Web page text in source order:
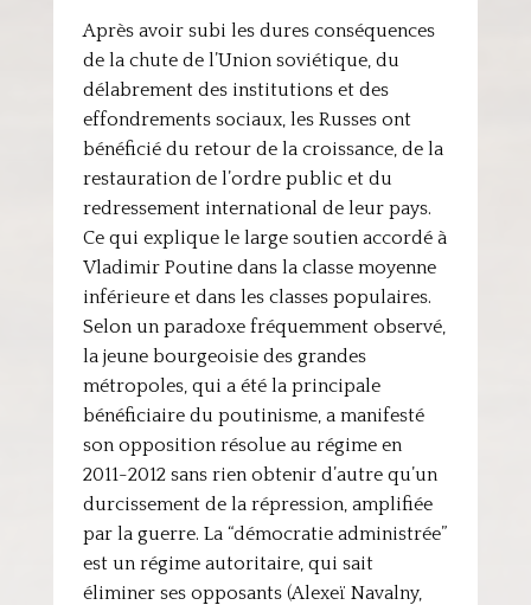
Après avoir subi les dures conséquences
de la chute de l’Union soviétique, du
délabrement des institutions et des
effondrements sociaux, les Russes ont
bénéficié du retour de la croissance, de la
restauration de l’ordre public et du
redressement international de leur pays.
Ce qui explique le large soutien accordé à
Vladimir Poutine dans la classe moyenne
inférieure et dans les classes populaires.
Selon un paradoxe fréquemment observé,
la jeune bourgeoisie des grandes
métropoles, qui a été la principale
bénéficiaire du poutinisme, a manifesté
son opposition résolue au régime en
2011-2012 sans rien obtenir d’autre qu’un
durcissement de la répression, amplifiée
par la guerre. La “démocratie administrée”
est un régime autoritaire, qui sait
éliminer ses opposants (Alexeï Navalny,